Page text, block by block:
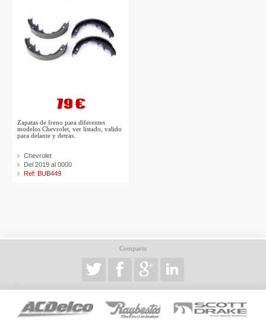
79 €
Zapatas de freno para diferentes
modelos Chevrolet, ver listado, valido
para delante y detras.
Chevrolet
Del 2019 al 0000
Ref: BUB449
Compartir